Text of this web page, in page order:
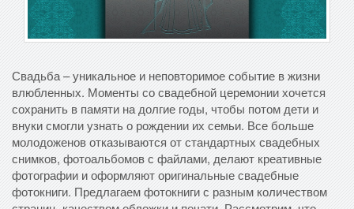
Свадьба – уникальное и неповторимое событие в жизни
влюбленных. Моменты со свадебной церемонии хочется
сохранить в памяти на долгие годы, чтобы потом дети и
внуки смогли узнать о рождении их семьи. Все больше
молодоженов отказываются от стандартных свадебных
снимков, фотоальбомов с файлами, делают креативные
фотографии и оформляют оригинальные свадебные
фотокниги. Предлагаем фотокниги с разным количеством